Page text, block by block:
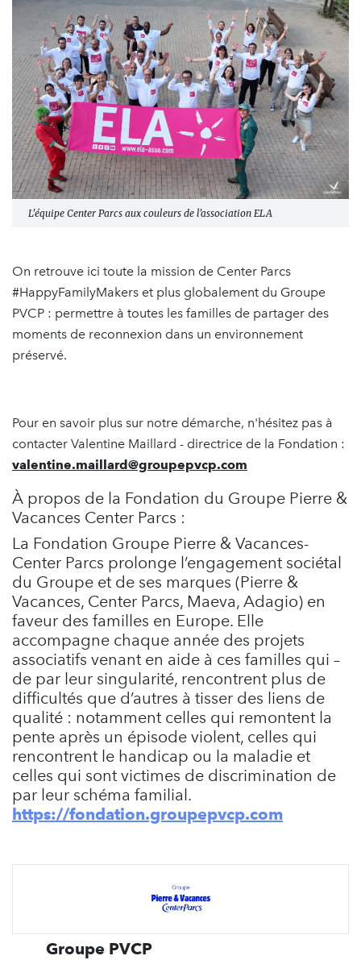
L'équipe Center Parcs aux couleurs de l'association ELA
On retrouve ici toute la mission de Center Parcs
#HappyFamilyMakers et plus globalement du Groupe
PVCP : permettre à toutes les familles de partager des
moments de reconnexion dans un environnement
préservé.
Pour en savoir plus sur notre démarche, n'hésitez pas à
contacter Valentine Maillard - directrice de la Fondation :
valentine.maillard@groupepvcp.com
À propos de la Fondation du Groupe Pierre &
Vacances Center Parcs :
La Fondation Groupe Pierre & Vacances-
Center Parcs prolonge l’engagement sociétal
du Groupe et de ses marques (Pierre &
Vacances, Center Parcs, Maeva, Adagio) en
faveur des familles en Europe. Elle
accompagne chaque année des projets
associatifs venant en aide à ces familles qui –
de par leur singularité, rencontrent plus de
difficultés que d’autres à tisser des liens de
qualité : notamment celles qui remontent la
pente après un épisode violent, celles qui
rencontrent le handicap ou la maladie et
celles qui sont victimes de discrimination de
par leur schéma familial.
https://fondation.groupepvcp.com
Groupe PVCP